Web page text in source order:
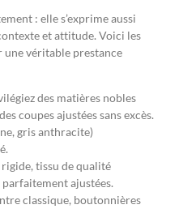
: elle s’exprime aussi
et attitude. Voici les
véritable prestance
des matières nobles
coupes ajustées sans excès.
gris anthracite)
tissu de qualité
ajustées.
classique, boutonnières